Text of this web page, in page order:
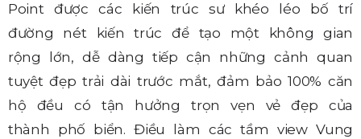
Point được các kiến trúc sư khéo léo bố trí
đường nét kiến trúc để tạo một không gian
rộng lớn, dễ dàng tiếp cận những cảnh quan
tuyệt đẹp trải dài trước mắt, đảm bảo 100% căn
hộ đều có tận hưởng trọn vẹn vẻ đẹp của
thành phố biển. Điều làm các tầm view Vung